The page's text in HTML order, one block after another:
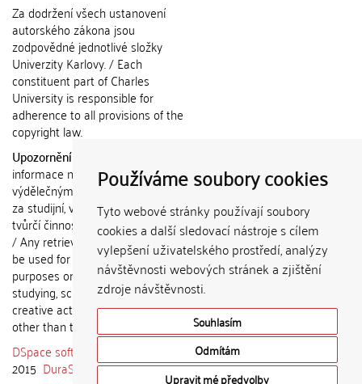
Používáme soubory cookies
Tyto webové stránky používají soubory
cookies a další sledovací nástroje s cílem
vylepšení uživatelského prostředí, analýzy
návštěvnosti webových stránek a zjištění
zdroje návštěvnosti.
Souhlasím
Odmítám
Upravit mé předvolby
Za dodržení všech ustanovení
autorského zákona jsou
zodpovědné jednotlivé složky
Univerzity Karlovy. / Each
constituent part of Charles
University is responsible for
adherence to all provisions of the
copyright law.
Upozornění / Notice:
informace nemohou být použity k
výdělečným účelům nebo vydávány
za studijní, vědeckou nebo jinou
tvůrčí činnost jiné osoby než autora.
/ Any retrieved information shall not
be used for any commercial
purposes or claimed as results of
studying, scientific or any other
creative activities of any person
other than the author.
DSpace software
copyright © 2002-
2015 DuraSpace